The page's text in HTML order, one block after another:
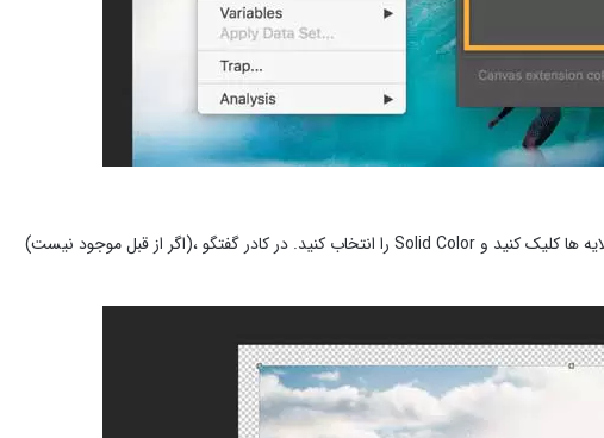
برای ایجاد حاشیه ، روی دکمه Create a New Fill یا Adjustment Layer در پانل لایه ها کلیک کنید و Solid Color را انتخاب کنید. در کادر گفتگو ،(اگر از قبل موجود نیست)